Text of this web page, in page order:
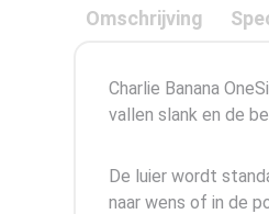
Omschrijving
Charlie Banana
vallen slank en de
De luier wordt
naar wens of in de